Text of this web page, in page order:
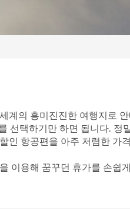
의 흥미진진한 여행지로
선택하기만 하면 됩니다. 정
항공편을 아주 저렴한 가
이용해 꿈꾸던 휴가를 손쉽